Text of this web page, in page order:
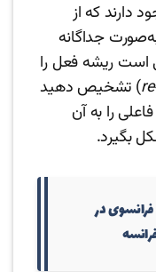
دارند که از
جداگانه
است ریشه فعل را
) تشخیص دهید
را به آن
بگیرد.
جمله فرانسوی در